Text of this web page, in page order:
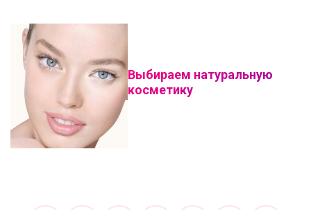
Выбираем натуральную
косметику